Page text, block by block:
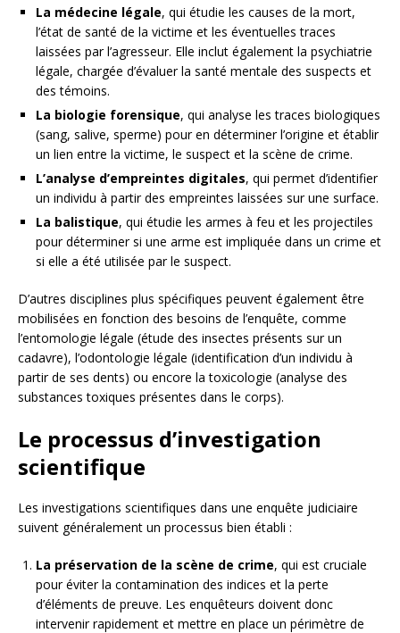
La médecine légale, qui étudie les causes de la mort,
l’état de santé de la victime et les éventuelles traces
laissées par l’agresseur. Elle inclut également la psychiatrie
légale, chargée d’évaluer la santé mentale des suspects et
des témoins.
La biologie forensique, qui analyse les traces biologiques
(sang, salive, sperme) pour en déterminer l’origine et établir
un lien entre la victime, le suspect et la scène de crime.
L’analyse d’empreintes digitales, qui permet d’identifier
un individu à partir des empreintes laissées sur une surface.
La balistique, qui étudie les armes à feu et les projectiles
pour déterminer si une arme est impliquée dans un crime et
si elle a été utilisée par le suspect.
D’autres disciplines plus spécifiques peuvent également être
mobilisées en fonction des besoins de l’enquête, comme
l’entomologie légale (étude des insectes présents sur un
cadavre), l’odontologie légale (identification d’un individu à
partir de ses dents) ou encore la toxicologie (analyse des
substances toxiques présentes dans le corps).
Le processus d’investigation
scientifique
Les investigations scientifiques dans une enquête judiciaire
suivent généralement un processus bien établi :
La préservation de la scène de crime, qui est cruciale
pour éviter la contamination des indices et la perte
d’éléments de preuve. Les enquêteurs doivent donc
intervenir rapidement et mettre en place un périmètre de